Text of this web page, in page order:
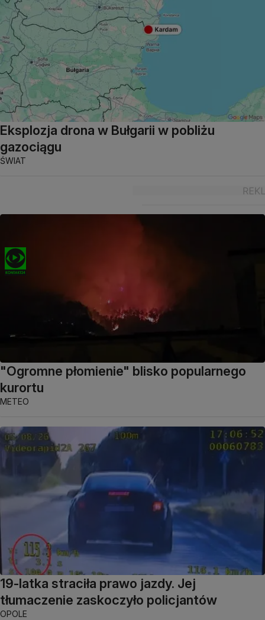
Eksplozja drona w Bułgarii w pobliżu
gazociągu
ŚWIAT
"Ogromne płomienie" blisko popularnego
kurortu
METEO
19-latka straciła prawo jazdy. Jej
tłumaczenie zaskoczyło policjantów
OPOLE